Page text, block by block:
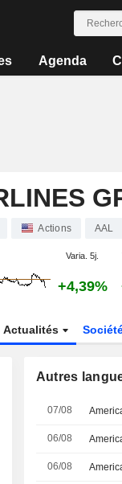
Agenda
Actions AAL
Varia. 5j.
+4,39%
Actualités
Autres
07/08
06/08
06/08